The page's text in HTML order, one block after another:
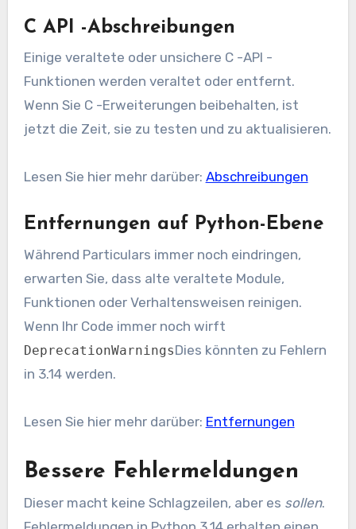
C API -Abschreibungen
Einige veraltete oder unsichere C -API -
Funktionen werden veraltet oder entfernt.
Wenn Sie C -Erweiterungen beibehalten, ist
jetzt die Zeit, sie zu testen und zu aktualisieren.
Lesen Sie hier mehr darüber: Abschreibungen
Entfernungen auf Python-Ebene
Während Particulars immer noch eindringen,
erwarten Sie, dass alte veraltete Module,
Funktionen oder Verhaltensweisen reinigen.
Wenn Ihr Code immer noch wirft
DeprecationWarningsDies könnten zu Fehlern
in 3.14 werden.
Lesen Sie hier mehr darüber: Entfernungen
Bessere Fehlermeldungen
Dieser macht keine Schlagzeilen, aber es sollen.